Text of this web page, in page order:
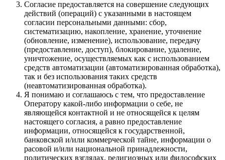
Согласие предоставляется на совершение следующих
действий (операций) с указанными в настоящем
согласии персональными данными: сбор,
систематизацию, накопление, хранение, уточнение
(обновление, изменение), использование, передачу
(предоставление, доступ), блокирование, удаление,
уничтожение, осуществляемых как с использованием
средств автоматизации (автоматизированная обработка),
так и без использования таких средств
(неавтоматизированная обработка).
Я понимаю и соглашаюсь с тем, что предоставление
Оператору какой-либо информации о себе, не
являющейся контактной и не относящейся к целям
настоящего согласия, а равно предоставление
информации, относящейся к государственной,
банковской и/или коммерческой тайне, информации о
расовой и/или национальной принадлежности,
политических взглядах, религиозных или философских